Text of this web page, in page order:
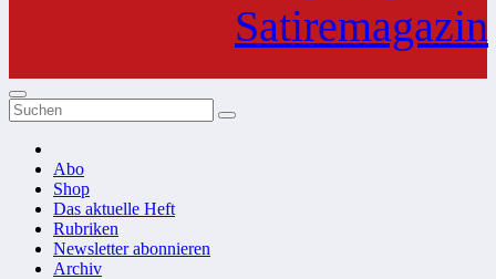
Satiremagazin
Abo
Shop
Das aktuelle Heft
Rubriken
Newsletter abonnieren
Archiv